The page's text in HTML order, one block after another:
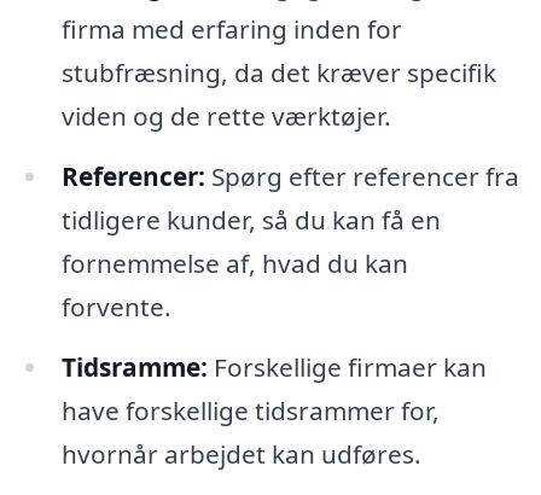
firma med erfaring inden for
stubfræsning, da det kræver specifik
viden og de rette værktøjer.
Referencer: Spørg efter referencer fra
tidligere kunder, så du kan få en
fornemmelse af, hvad du kan
forvente.
Tidsramme: Forskellige firmaer kan
have forskellige tidsrammer for,
hvornår arbejdet kan udføres.